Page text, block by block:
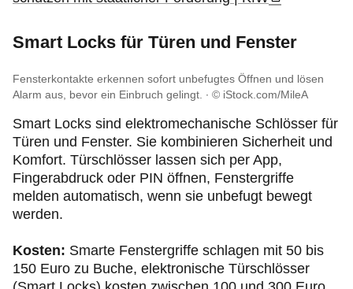
Smart Locks für Türen und Fenster
Fensterkontakte erkennen sofort unbefugtes Öffnen und lösen
Alarm aus, bevor ein Einbruch gelingt.
© iStock.com/MileA
Smart Locks sind elektromechanische Schlösser für
Türen und Fenster. Sie kombinieren Sicherheit und
Komfort. Türschlösser lassen sich per App,
Fingerabdruck oder PIN öffnen, Fenstergriffe
melden automatisch, wenn sie unbefugt bewegt
werden.
Kosten: Smarte Fenstergriffe schlagen mit 50 bis
150 Euro zu Buche, elektronische Türschlösser